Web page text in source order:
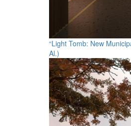
“Light Tomb: New
Al.)